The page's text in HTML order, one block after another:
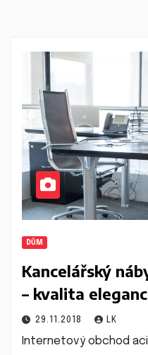
DŮM
Kancelářský
– kvalita
29.11.2018 LK
Internetový obchod